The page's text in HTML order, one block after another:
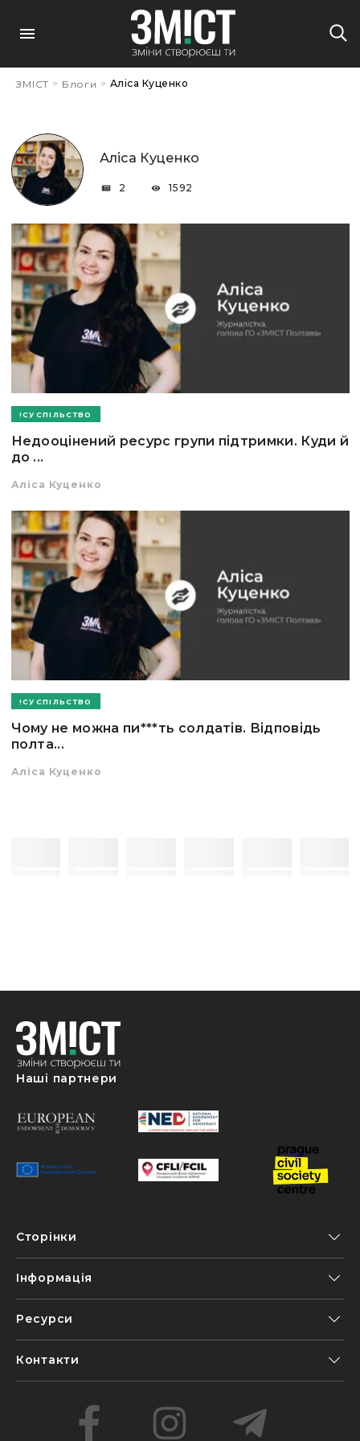
ЗМІСТ > Блоги > Аліса Куценко
Аліса Куценко
2 1592
СУСПІЛЬСТВО
Недооцінений ресурс групи підтримки. Куди й
до ...
Аліса Куценко
СУСПІЛЬСТВО
Чому не можна пи***ть солдатів. Відповідь
полта...
Аліса Куценко
Наші партнери
Сторінки
Інформація
Ресурси
Контакти